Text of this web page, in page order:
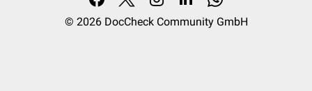
© 2026 DocCheck Community GmbH